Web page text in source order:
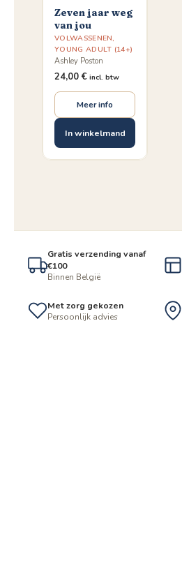
Zeven jaar weg
van jou
VOLWASSENEN,
YOUNG ADULT (14+)
Ashley Poston
24,00 € incl. btw
Meer info
In winkelmand
Gratis verzending vanaf
€100
Binnen België
Met zorg gekozen
Persoonlijk advies